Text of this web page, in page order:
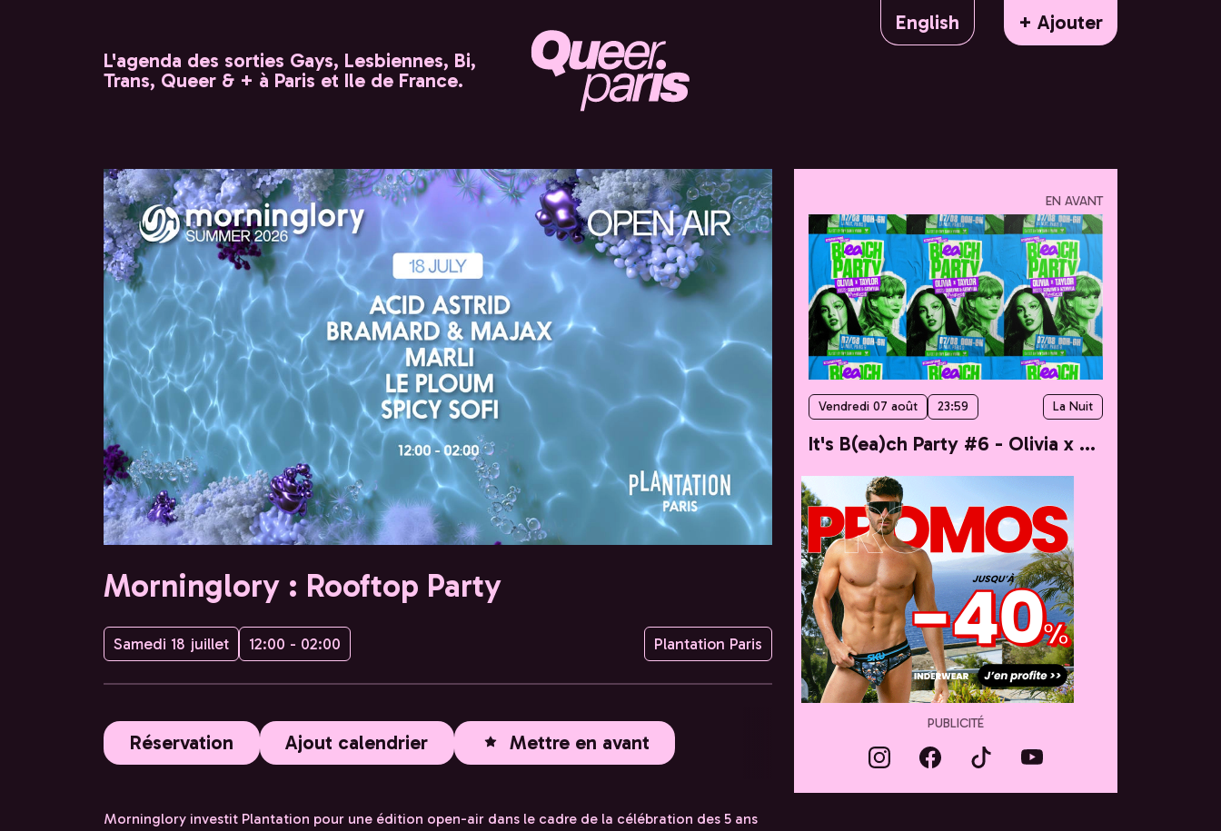
English
+ Ajouter
L'agenda des sorties Gays, Lesbiennes, Bi,
Trans, Queer & + à Paris et Ile de France.
Morninglory : Rooftop Party
Samedi 18 juillet 12:00 - 02:00 Plantation Paris
Réservation Ajout calendrier Mettre en avant
Morninglory investit Plantation pour une édition open-air dans le cadre de la célébration des 5 ans
EN AVANT
Vendredi 07 août 23:59 La Nuit
It's B(ea)ch Party #6 - Olivia x Taylor
PUBLICITÉ